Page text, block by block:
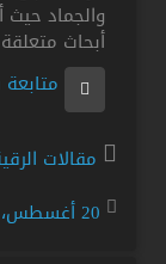
والجماد
أبحاث
مقالات
20 أغسطس، 2019